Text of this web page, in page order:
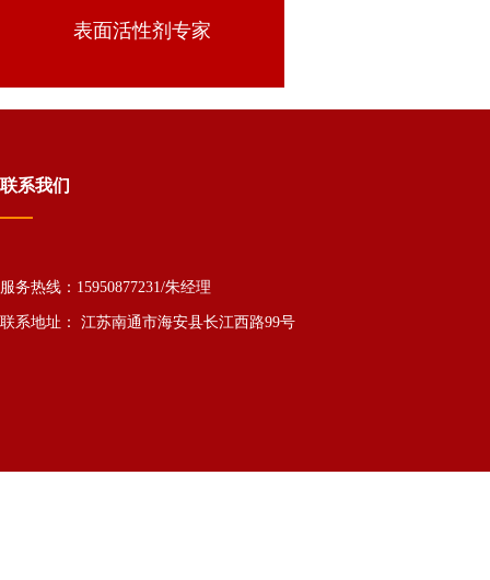
表面活性剂专家
联系我们
服务热线：15950877231/朱经理
联系地址： 江苏南通市海安县长江西路99号